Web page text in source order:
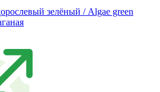
зелёный / Algae green